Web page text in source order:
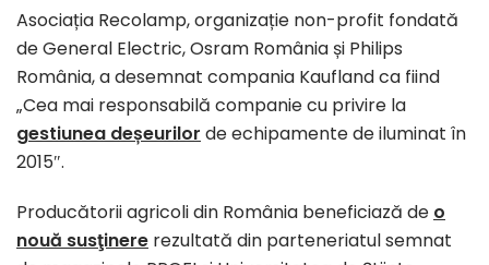
Asociația Recolamp, organizație non-profit fondată
de General Electric, Osram România și Philips
România, a desemnat compania Kaufland ca fiind
„Cea mai responsabilă companie cu privire la
gestiunea deșeurilor de echipamente de iluminat în
2015″.
Producătorii agricoli din România beneficiază de o
nouă susţinere rezultată din parteneriatul semnat